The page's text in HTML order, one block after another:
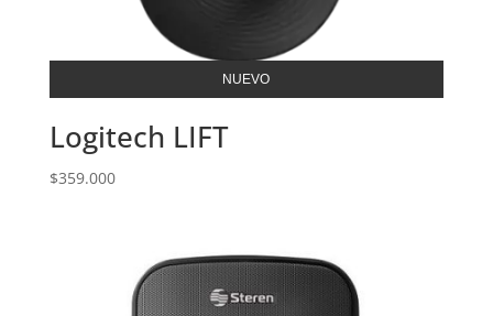
NUEVO
Logitech LIFT
$359.000